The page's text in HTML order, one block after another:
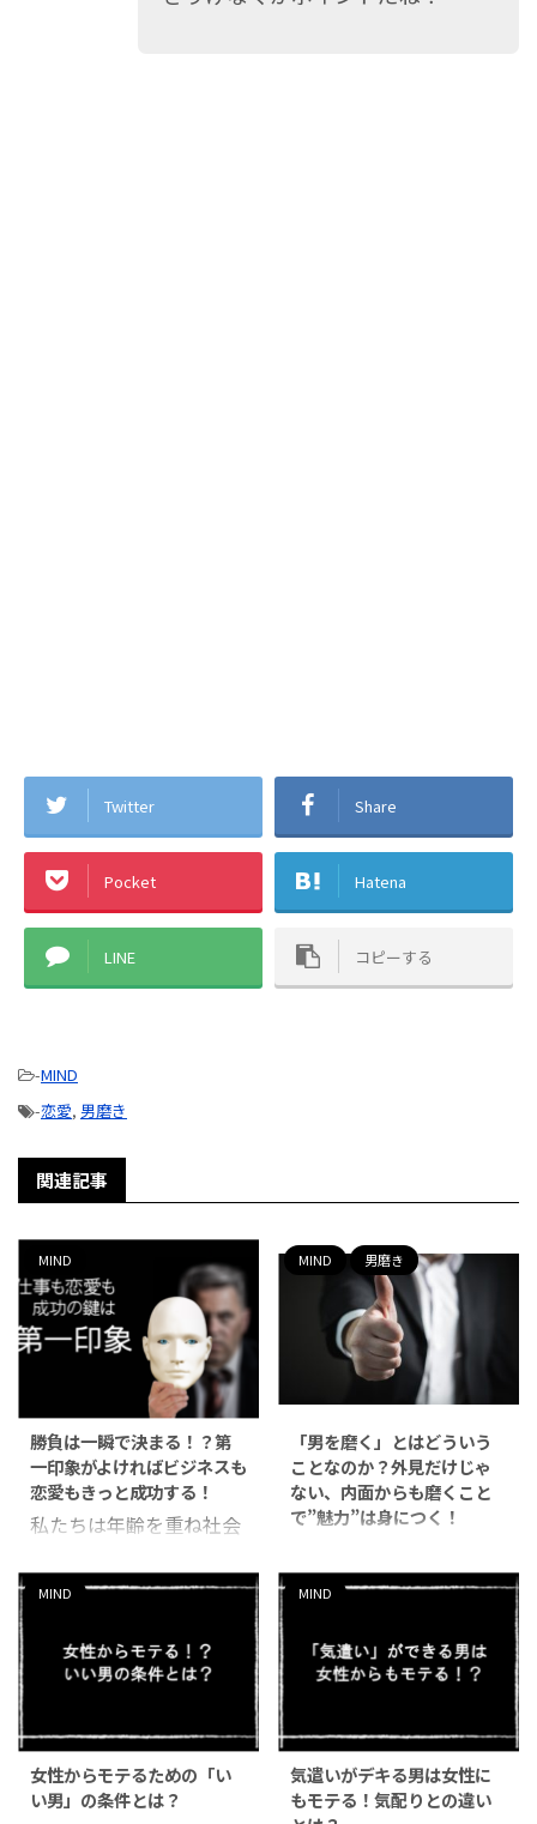
Twitter Share
Pocket Hatena
LINE コピーする
-MIND
-恋愛, 男磨き
関連記事
MIND
勝負は一瞬で決まる！？第
一印象がよければビジネスも
恋愛もきっと成功する！
私たちは年齢を重ね社会
くの人と出会うようにな
もちろん、面接や就職、
さらには仕事をしていく
人や思い通りにいかない
人がいると思いますが、
その基本となるのは人間
MIND 男磨き
「男を磨く」とはどういう
ことなのか？外見だけじゃ
ない、内面からも磨くこと
で”魅力”は身につく！
感じる人は誰ですか？」
恋人・友人・上司・芸能
あるいは憧れを持つ存在
は思いますが、なぜ魅力
があると感じるのか？そ
れには理由があります。
MIND
女性からモテるための「い
い男」の条件とは？
MIND
気遣いがデキる男は女性に
もモテる！気配りとの違い